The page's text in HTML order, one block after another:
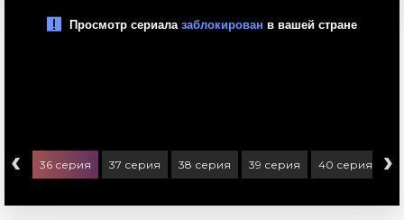
‹ 36 серия 37 серия 38 серия 39 серия 40 серия ›